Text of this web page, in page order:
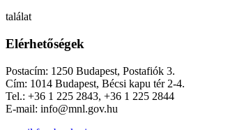
találat
Elérhetőségek
Postacím: 1250 Budapest, Postafiók 3.
Cím: 1014 Budapest, Bécsi kapu tér 2-4.
Tel.: +36 1 225 2843, +36 1 225 2844
E-mail: info@mnl.gov.hu